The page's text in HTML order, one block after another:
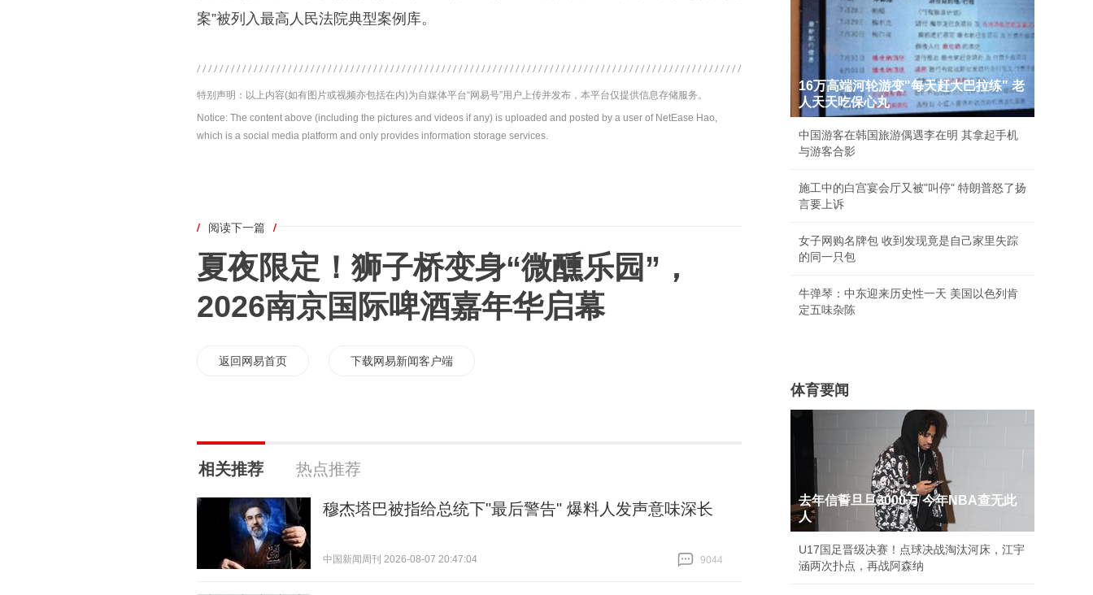
案”被列入最高人民法院典型案例库。
特别声明：以上内容(如有图片或视频亦包括在内)为自媒体平台“网易号”用户上传并发布，本平台仅提供信息存储服务。
Notice: The content above (including the pictures and videos if any) is uploaded and posted by a user of NetEase Hao,
which is a social media platform and only provides information storage services.
/ 阅读下一篇 /
夏夜限定！狮子桥变身“微醺乐园”，
2026南京国际啤酒嘉年华启幕
返回网易首页 下载网易新闻客户端
相关推荐 热点推荐
穆杰塔巴被指给总统下"最后警告" 爆料人发声意味深长
中国新闻周刊 2026-08-07 20:47:04
9044
16万高端河轮游变"每天赶大巴拉练" 老
人天天吃保心丸
中国游客在韩国旅游偶遇李在明 其拿起手机
与游客合影
施工中的白宫宴会厅又被"叫停" 特朗普怒了扬
言要上诉
女子网购名牌包 收到发现竟是自己家里失踪
的同一只包
牛弹琴：中东迎来历史性一天 美国以色列肯
定五味杂陈
体育要闻
去年信誓旦旦3000万 今年NBA查无此
人
U17国足晋级决赛！点球决战淘汰河床，江宇
涵两次扑点，再战阿森纳